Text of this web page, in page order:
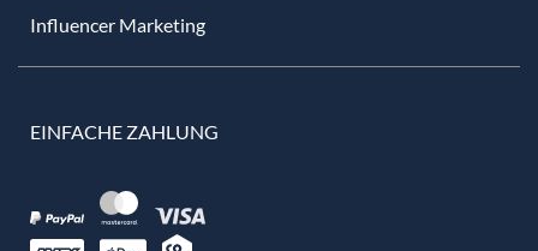
Influencer Marketing
EINFACHE ZAHLUNG